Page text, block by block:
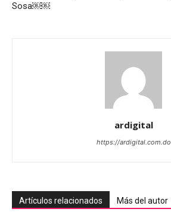
Sosa￼￼
ardigital
https://ardigital.com.do
Artículos relacionados Más del autor